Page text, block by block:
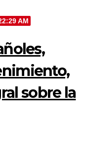
AM
sobre la